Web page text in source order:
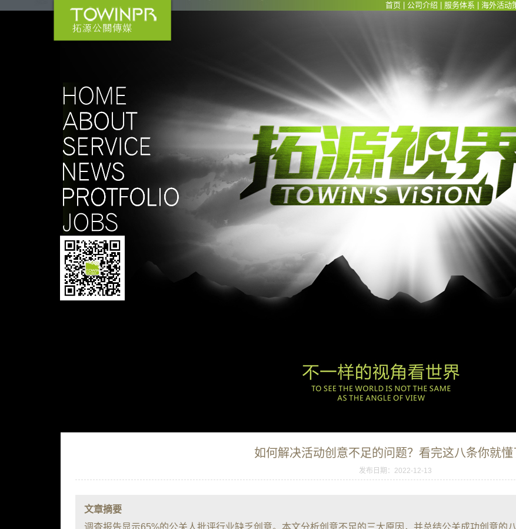
首页 公司介绍 服务体系 海外活动
如何解决活动创意不足的问题？看完这八条你就懂
发布日期：2022-12-13
文章摘要
调查报告显示65%的公关人批评行业缺乏创意。本文分析创意不足的三大原因，并总结公关成功创意的